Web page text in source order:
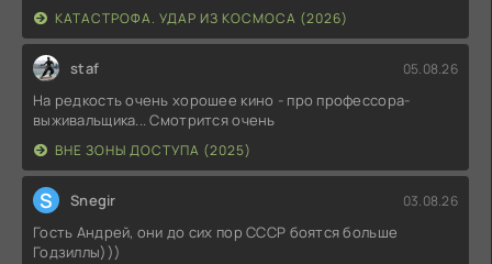
КАТАСТРОФА. УДАР ИЗ КОСМОСА (2026)
staf 05.08.26
На редкость очень хорошее кино - про профессора-
выживальщика... Смотрится очень
ВНЕ ЗОНЫ ДОСТУПА (2025)
S Snegir 03.08.26
Гость Андрей, они до сих пор СССР боятся больше
Годзиллы)))